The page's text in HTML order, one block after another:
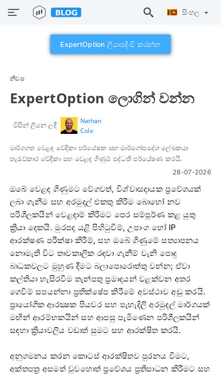
සිංහල
ExpertOption ලියාපදිංචි කරන්න
නිවස
ExpertOption ලොගින් වන්න
විසින් ලියන ලදී
Nathan
Cole
මාර්ගගත වෙළඳ වේදිකා පර්යේෂක සහ මාර්ගෝපදේශ ලේඛකයා
තැරැව්කාර වේදිකා සහ වෙළඳ ගිණුම් පද්ධති පර්යේෂණ කරයි.
28-07-2026
ඔබේ වෙළඳ ගිණුමට වේගවත්, විශ්වාසදායක ප්‍රවේශයක්
ලබා ගැනීම සහ අරමුදල් එකතු කිරීම බොහෝ නව
පරිශීලකයින් වෙළඳාම් කිරීමට පෙර සම්පූර්ණ කළ යුතු
ක්‍රියා දෙකයි. මුරපද යළි පිහිටුවීම්, උපාංග හෝ IP
ආරක්ෂණ පරීක්ෂා කිරීම්, සහ ඔබේ ගිණුමේ සත්‍යාපනය
නොමැති විට තාවකාලික රඳවා ගැනීම් වැනි පොදු
බාධකවලට මුහුණ දීමට බලාපොරොත්තු වන්න; ඒවා
කල්තියා හැසිරවීම තැන්පතු ප්‍රමාදයන් වළක්වන අතර
ගෙවීම් සපයන්නා ප්‍රතික්ෂේප කිරීමේ අවස්ථාව අඩු කරයි.
ප්‍රායෝගික ආරක්‍ෂක පියවර සහ පැහැදිලි අරමුදල් මාර්ගයක්
මඟින් ආරම්භකයින් සහ ආපසු පැමිණෙන පරිශීලකයින්
සඳහා ක්‍රියාවලිය වඩාත් සුමට සහ ආරක්ෂිත කරයි.
අනුගමනය කරන කොටස් ආරක්ෂිතව පුරනය වීමට,
අක්තපත්‍ර අසමත් වුවහොත් ප්‍රවේශය ප්‍රතිසාධන කිරීමට සහ